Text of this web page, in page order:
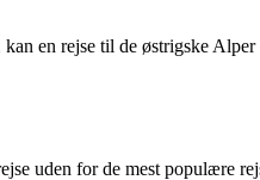
en rejse til de østrigske
uden for de mest populære